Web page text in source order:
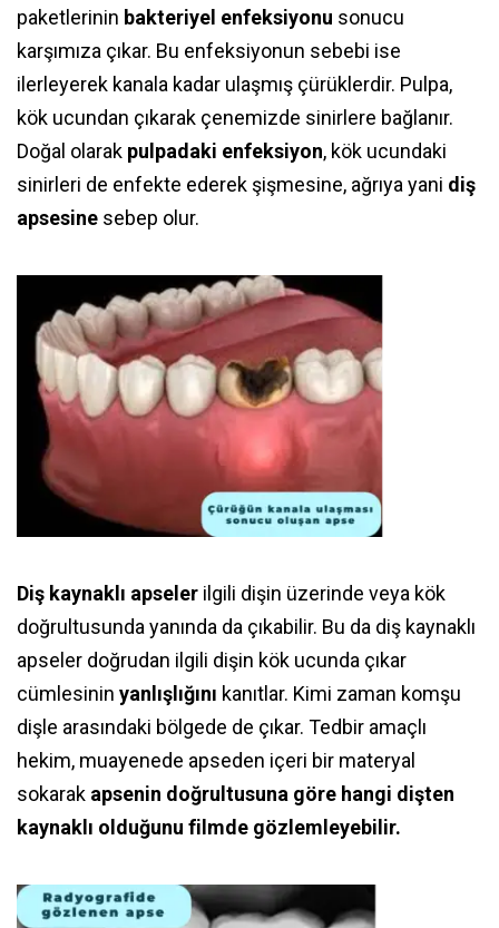
paketlerinin bakteriyel enfeksiyonu sonucu
karşımıza çıkar. Bu enfeksiyonun sebebi ise
ilerleyerek kanala kadar ulaşmış çürüklerdir. Pulpa,
kök ucundan çıkarak çenemizde sinirlere bağlanır.
Doğal olarak pulpadaki enfeksiyon, kök ucundaki
sinirleri de enfekte ederek şişmesine, ağrıya yani diş
apsesine sebep olur.
Diş kaynaklı apseler ilgili dişin üzerinde veya kök
doğrultusunda yanında da çıkabilir. Bu da diş kaynaklı
apseler doğrudan ilgili dişin kök ucunda çıkar
cümlesinin yanlışlığını kanıtlar. Kimi zaman komşu
dişle arasındaki bölgede de çıkar. Tedbir amaçlı
hekim, muayenede apseden içeri bir materyal
sokarak apsenin doğrultusuna göre hangi dişten
kaynaklı olduğunu filmde gözlemleyebilir.